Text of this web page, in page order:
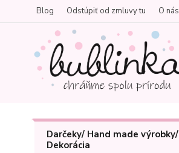
Blog Odstúpiť od zmluvy tu O nás
Darčeky/ Hand made výrobky/
Dekorácia